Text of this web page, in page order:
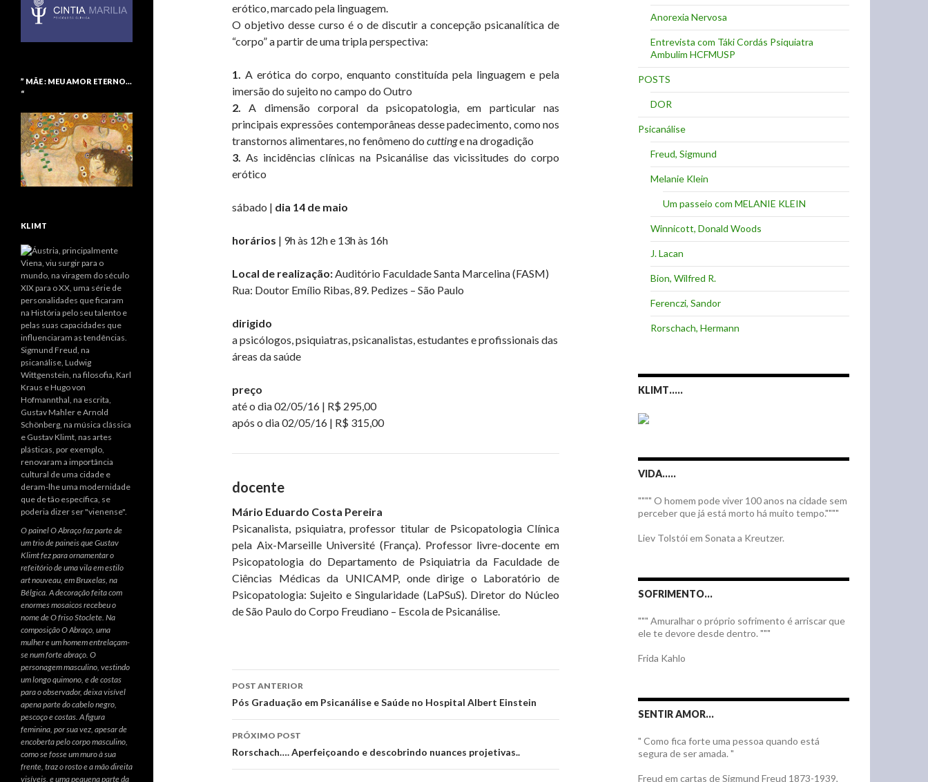
erótico, marcado pela linguagem.
O objetivo desse curso é o de discutir a concepção psicanalítica de
“corpo” a partir de uma tripla perspectiva:
1. A erótica do corpo, enquanto constituída pela linguagem e pela
imersão do sujeito no campo do Outro
2. A dimensão corporal da psicopatologia, em particular nas
principais expressões contemporâneas desse padecimento, como nos
transtornos alimentares, no fenômeno do cuttinge na drogadição
3. As incidências clínicas na Psicanálise das vicissitudes do corpo
erótico
sábado | dia 14 de maio
horários | 9h às 12h e 13h às 16h
Local de realização:Auditório Faculdade Santa Marcelina (FASM)
Rua: Doutor Emílio Ribas, 89. Pedizes – São Paulo
dirigido
a psicólogos, psiquiatras, psicanalistas, estudantes e profissionais das
áreas da saúde
preço
até o dia 02/05/16 | R$ 295,00
após o dia 02/05/16 | R$ 315,00
docente
Mário Eduardo Costa Pereira
Psicanalista, psiquiatra, professor titular de Psicopatologia Clínica
pela Aix-Marseille Université (França). Professor livre-docente em
Psicopatologia do Departamento de Psiquiatria da Faculdade de
Ciências Médicas da UNICAMP, onde dirige o Laboratório de
Psicopatologia: Sujeito e Singularidade (LaPSuS). Diretor do Núcleo
de São Paulo do Corpo Freudiano – Escola de Psicanálise.
Navegação
de
posts
POST ANTERIOR
Pós Graduação em Psicanálise e Saúde no Hospital Albert Einstein
PRÓXIMO POST
Rorschach…. Aperfeiçoando e descobrindo nuances projetivas..
Anorexia Nervosa
Entrevista com Táki Cordás Psiquiatra
Ambulim HCFMUSP
POSTS
DOR
Psicanálise
Freud, Sigmund
Melanie Klein
Um passeio com MELANIE KLEIN
Winnicott, Donald Woods
J. Lacan
Bion, Wilfred R.
Ferenczi, Sandor
Rorschach, Hermann
KLIMT…..
VIDA…..
"""" O homem pode viver 100 anos na cidade sem
perceber que já está morto há muito tempo.""""
Liev Tolstói em Sonata a Kreutzer.
SOFRIMENTO…
""" Amuralhar o próprio sofrimento é arriscar que
ele te devore desde dentro. """
Frida Kahlo
SENTIR AMOR…
" Como fica forte uma pessoa quando está
segura de ser amada. "
Freud em cartas de Sigmund Freud 1873-1939,
” MÃE : MEU AMOR ETERNO…
“
KLIMT
O painel O Abraço faz parte de
um trio de paineis que Gustav
Klimt fez para ornamentar o
refeitório de uma vila em estilo
art nouveau, em Bruxelas, na
Bélgica. A decoração feita com
enormes mosaicos recebeu o
nome de O friso Stoclete. Na
composição O Abraço, uma
mulher e um homem entrelaçam-
se num forte abraço. O
personagem masculino, vestindo
um longo quimono, e de costas
para o observador, deixa visível
apena parte do cabelo negro,
pescoço e costas. A figura
feminina, por sua vez, apesar de
encoberta pelo corpo masculino,
como se fosse um muro à sua
frente, traz o rosto e a mão direita
visíveis, e uma pequena parte da